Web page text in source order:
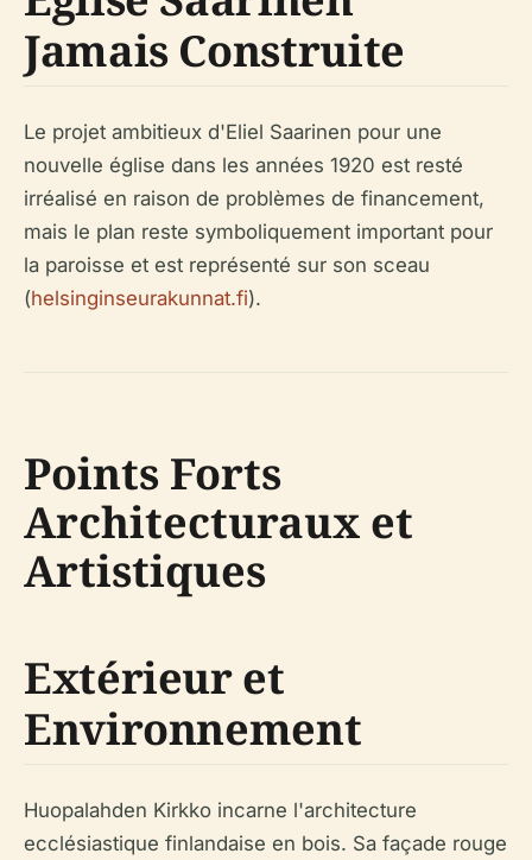
Jamais Construite
Le projet ambitieux d'Eliel Saarinen pour une
nouvelle église dans les années 1920 est resté
irréalisé en raison de problèmes de financement,
mais le plan reste symboliquement important pour
la paroisse et est représenté sur son sceau
(helsinginseurakunnat.fi).
Points Forts
Architecturaux et
Artistiques
Extérieur et
Environnement
Huopalahden Kirkko incarne l'architecture
ecclésiastique finlandaise en bois. Sa façade rouge